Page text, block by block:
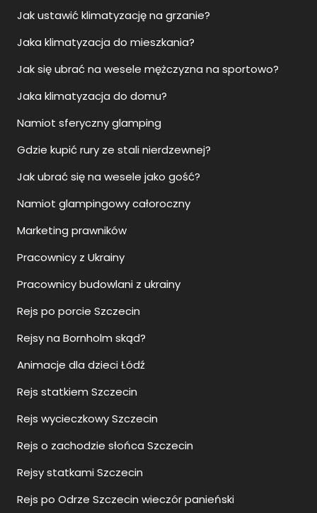
Jak ustawić klimatyzację na grzanie?
Jaka klimatyzacja do mieszkania?
Jak się ubrać na wesele mężczyzna na sportowo?
Jaka klimatyzacja do domu?
Namiot sferyczny glamping
Gdzie kupić rury ze stali nierdzewnej?
Jak ubrać się na wesele jako gość?
Namiot glampingowy całoroczny
Marketing prawników
Pracownicy z Ukrainy
Pracownicy budowlani z ukrainy
Rejs po porcie Szczecin
Rejsy na Bornholm skąd?
Animacje dla dzieci Łódź
Rejs statkiem Szczecin
Rejs wycieczkowy Szczecin
Rejs o zachodzie słońca Szczecin
Rejsy statkami Szczecin
Rejs po Odrze Szczecin wieczór panieński